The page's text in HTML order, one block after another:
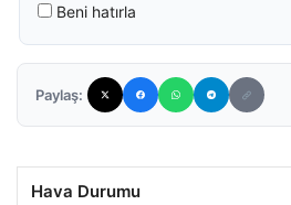
Beni hatırla
Paylaş:
Hava Durumu